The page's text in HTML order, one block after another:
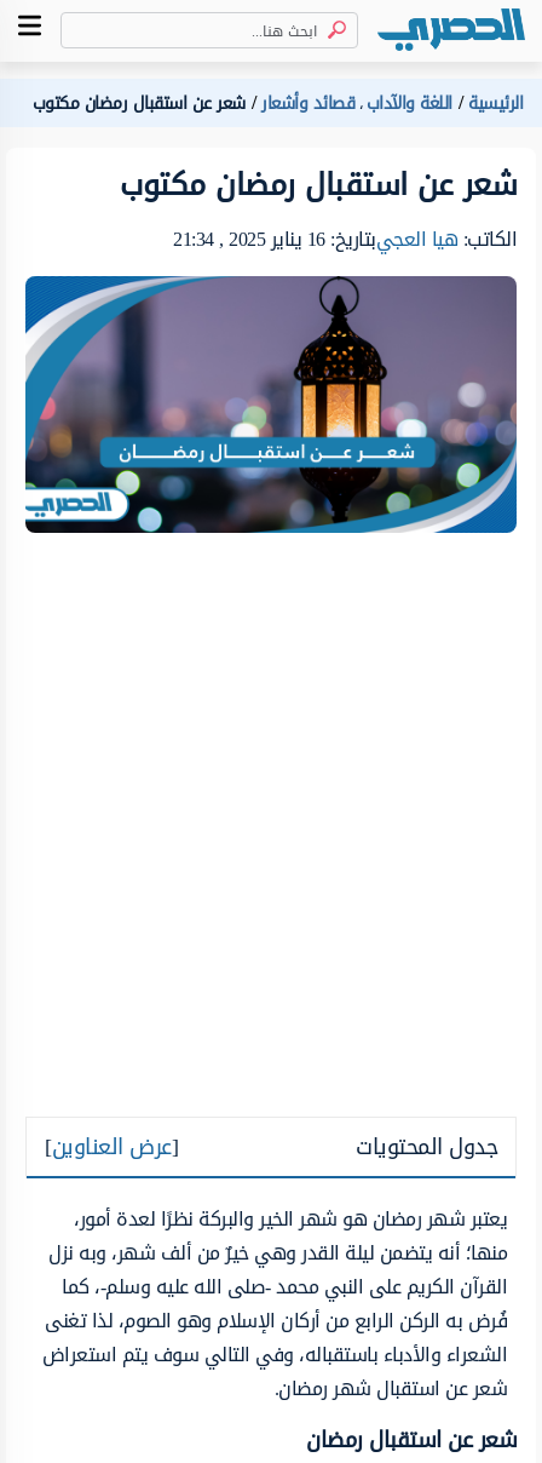
الرئيسية اللغة والآداب،قصائد وأشعار شعر عن استقبال رمضان مكتوب
شعر عن استقبال رمضان مكتوب
الكاتب:هيا العجيبتاريخ: 16 يناير 2025 , 21:34
جدول المحتويات [عرض العناوين]
يعتبر شهر رمضان هو شهر الخير والبركة نظرًا لعدة أمور،
منها؛ أنه يتضمن ليلة القدر وهي خيرٌ من ألف شهر، وبه نزل
القرآن الكريم على النبي محمد -صلى الله عليه وسلم-، كما
فُرض به الركن الرابع من أركان الإسلام وهو الصوم، لذا تغنى
الشعراء والأدباء باستقباله، وفي التالي سوف يتم استعراض
شعر عن استقبال شهر رمضان.
شعر عن استقبال رمضان